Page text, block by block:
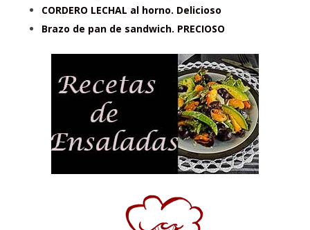
CORDERO LECHAL al horno. Delicioso
Brazo de pan de sandwich. PRECIOSO